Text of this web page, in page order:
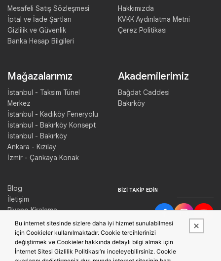
Mesafeli Satış Sözleşmesi
İptal ve İade Şartları
Gizlilik ve Güvenlik
Banka Hesap Bilgileri
Hakkımızda
KVKK Aydınlatma Metni
Çerez Politikası
Mağazalarımız
İstanbul - Taksim Tünel
Merkez
İstanbul - Kadıköy Feneryolu
İstanbul - Bakırköy Konsept
İstanbul - Bakırköy
Ankara - Kızılay
İzmir - Çankaya Konak
Akademilerimiz
Bağdat Caddesi
Bakırköy
Blog
İletişim
Piyano Kiralama
Konser Salonu Kiralama
BIZI TAKIP EDIN
Bu internet sitesinde sizlere daha iyi hizmet sunulabilmesi
için Cookieler kullanılmaktadır. Cookie tercihlerinizi
değiştirmek ve Cookieler hakkında detaylı bilgi almak için
İnternet Sitesi Gizlilik Politikası’nı inceleyebilirsiniz. Cookie